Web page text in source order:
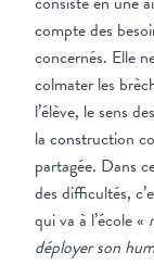
compte des
concernés. Elle
colmater les
l’élève, le sens
la construction
partagée. Dans
des difficultés,
qui va à l’école «
déployer son